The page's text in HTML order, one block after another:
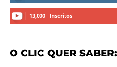
13,000 Inscritos
O CLIC QUER SABER: